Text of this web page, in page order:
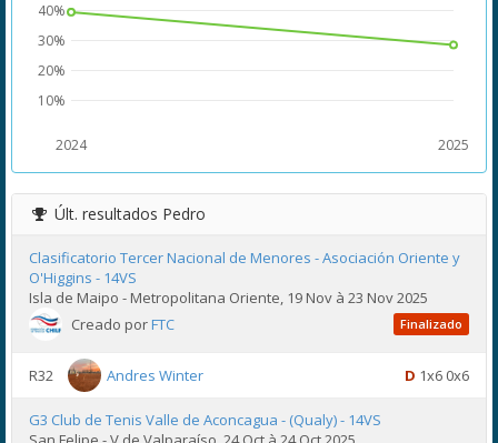
2024 2025
10%
20%
30%
40%
Últ. resultados Pedro
Clasificatorio Tercer Nacional de Menores - Asociación Oriente y
O'Higgins - 14VS
Isla de Maipo - Metropolitana Oriente, 19 Nov à 23 Nov 2025
Creado porFTC Finalizado
R32 Andres Winter D 1x6 0x6
G3 Club de Tenis Valle de Aconcagua - (Qualy) - 14VS